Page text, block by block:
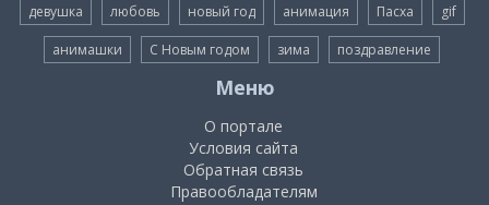
девушка любовь новый год анимация Пасха gif
анимашки С Новым годом зима поздравление
Меню
О портале
Условия сайта
Обратная связь
Правообладателям